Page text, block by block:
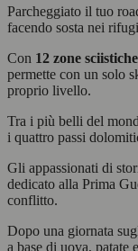
Parcheggiato il tuo
facendo sosta nei
Con 12 zone
permette con un solo
proprio livello.
Tra i più belli del
i quattro passi
Gli appassionati di
dedicato alla Prima
conflitto.
Dopo una giornata
a base di uova, patate